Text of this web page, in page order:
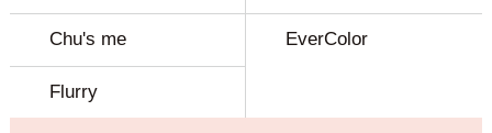
Chu's me EverColor
Flurry